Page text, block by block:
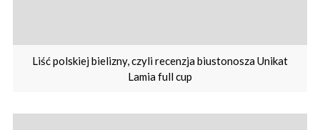
Liść polskiej bielizny, czyli recenzja biustonosza Unikat
Lamia full cup